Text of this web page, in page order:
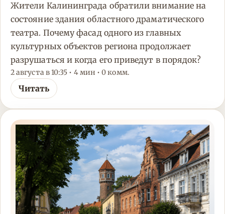
Жители Калининграда обратили внимание на
состояние здания областного драматического
театра. Почему фасад одного из главных
культурных объектов региона продолжает
разрушаться и когда его приведут в порядок?
2 августа в 10:35 • 4 мин • 0 комм.
Читать